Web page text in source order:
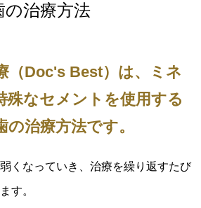
の治療方法
（Doc's Best）は、ミネ
殊なセメントを使用する
治療方法です。
くなっていき、治療を繰り返すたび
す。